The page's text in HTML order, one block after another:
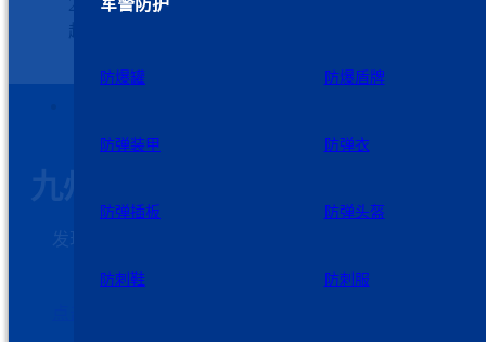
军警防护
防爆罐 防爆盾牌
防弹装甲 防弹衣
防弹插板 防弹头盔
防刺鞋 防刺服
2022年7月19日
超高分子量聚乙烯（UHMW-PE）纤维 …
九州星际科技
发现需求和解决问题是我们发展的第一动力，欢迎